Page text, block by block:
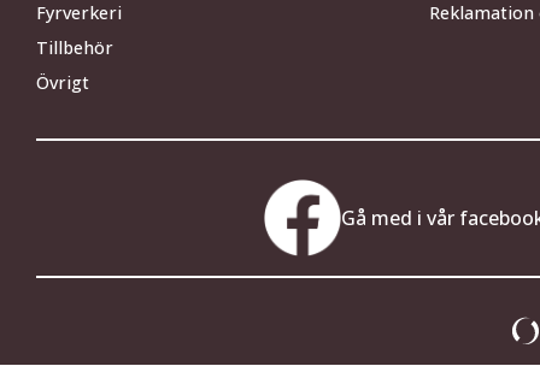
Fyrverkeri
Tillbehör
Övrigt
Gå med i vår